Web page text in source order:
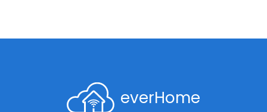
everHome